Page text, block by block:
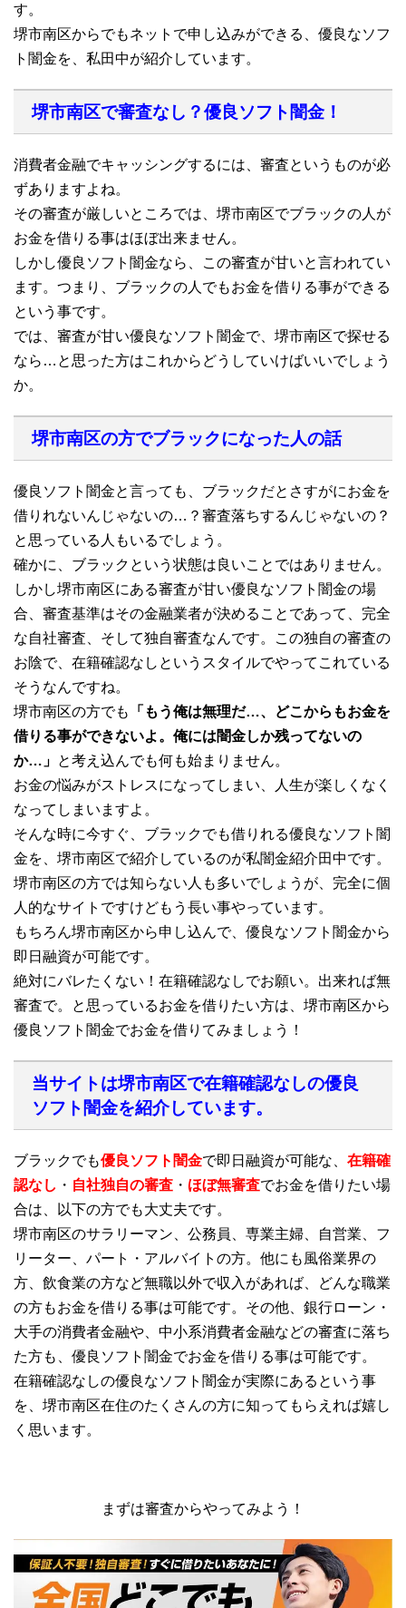
す。
堺市南区からでもネットで申し込みができる、優良なソフ
ト闇金を、私田中が紹介しています。
堺市南区で審査なし？優良ソフト闇金！
消費者金融でキャッシングするには、審査というものが必
ずありますよね。
その審査が厳しいところでは、堺市南区でブラックの人が
お金を借りる事はほぼ出来ません。
しかし優良ソフト闇金なら、この審査が甘いと言われてい
ます。つまり、ブラックの人でもお金を借りる事ができる
という事です。
では、審査が甘い優良なソフト闇金で、堺市南区で探せる
なら…と思った方はこれからどうしていけばいいでしょう
か。
堺市南区の方でブラックになった人の話
優良ソフト闇金と言っても、ブラックだとさすがにお金を
借りれないんじゃないの…？審査落ちするんじゃないの？
と思っている人もいるでしょう。
確かに、ブラックという状態は良いことではありません。
しかし堺市南区にある審査が甘い優良なソフト闇金の場
合、審査基準はその金融業者が決めることであって、完全
な自社審査、そして独自審査なんです。この独自の審査の
お陰で、在籍確認なしというスタイルでやってこれている
そうなんですね。
堺市南区の方でも
「もう俺は無理だ…、どこからもお金を
借りる事ができないよ。俺には闇金しか残ってないの
か…」 と考え込んでも何も始まりません。
お金の悩みがストレスになってしまい、人生が楽しくなく
なってしまいますよ。
そんな時に今すぐ、ブラックでも借りれる優良なソフト闇
金を、堺市南区で紹介しているのが私闇金紹介田中です。
堺市南区の方では知らない人も多いでしょうが、完全に個
人的なサイトですけどもう長い事やっています。
もちろん堺市南区から申し込んで、優良なソフト闇金から
即日融資が可能です。
絶対にバレたくない！在籍確認なしでお願い。出来れば無
審査で。と思っているお金を借りたい方は、堺市南区から
優良ソフト闇金でお金を借りてみましょう！
当サイトは堺市南区で在籍確認なしの優良
ソフト闇金を紹介しています。
ブラックでも優良ソフト闇金で即日融資が可能な、 在籍確
認なし ・ 自社独自の審査 ・ ほぼ無審査でお金を借りたい場
合は、以下の方でも大丈夫です。
堺市南区のサラリーマン、公務員、専業主婦、自営業、フ
リーター、パート・アルバイトの方。他にも風俗業界の
方、飲食業の方など無職以外で収入があれば、どんな職業
の方もお金を借りる事は可能です。その他、銀行ローン・
大手の消費者金融や、中小系消費者金融などの審査に落ち
た方も、優良ソフト闇金でお金を借りる事は可能です。
在籍確認なしの優良なソフト闇金が実際にあるという事
を、堺市南区在住のたくさんの方に知ってもらえれば嬉し
く思います。
まずは審査からやってみよう！